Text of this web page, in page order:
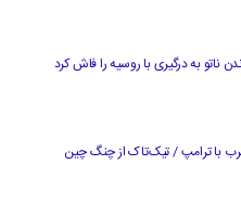
ناتو به درگیری با روسیه را فاش کرد
شیخ عرب با ترامپ / تیک‌تاک از چنگ چین